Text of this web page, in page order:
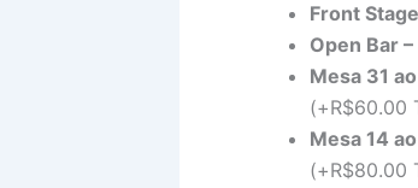
Front
Open Bar
Mesa 31
(+R$60.00
Mesa 14
(+R$80.00